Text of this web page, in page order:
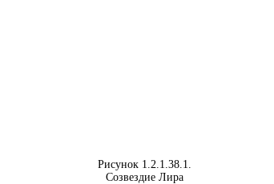
Рисунок 1.2.1.38.1.
Созвездие Лира